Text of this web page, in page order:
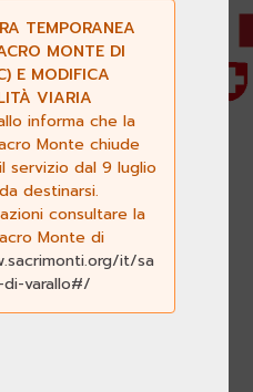
TEMPORANEA
MONTE DI
E MODIFICA
VIARIA
informa che la
Monte chiude
servizio dal 9 luglio
destinarsi.
consultare la
Monte di
it/sa
varallo#/